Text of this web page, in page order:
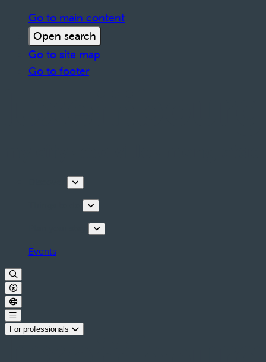
Go to main content
Open search
Go to site map
Go to footer
Events
For professionals